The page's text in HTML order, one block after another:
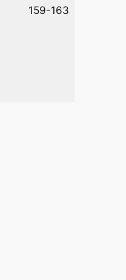
159-163